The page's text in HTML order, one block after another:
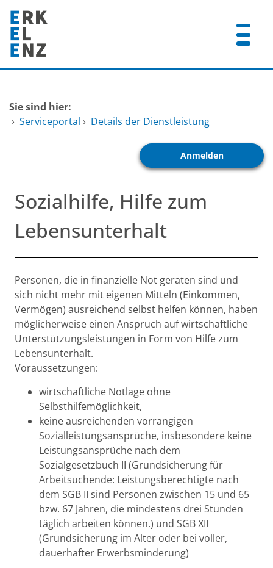
Zum Hauptinhalt springen
Dienstleistungen A-Z
Sie sind hier:
› Serviceportal › Details der Dienstleistung
Anmelden
Sozialhilfe, Hilfe zum
Lebensunterhalt
Beschreibung
Personen, die in finanzielle Not geraten sind und
sich nicht mehr mit eigenen Mitteln (Einkommen,
Vermögen) ausreichend selbst helfen können, haben
möglicherweise einen Anspruch auf wirtschaftliche
Unterstützungsleistungen in Form von Hilfe zum
Lebensunterhalt.
Voraussetzungen:
wirtschaftliche Notlage ohne
Selbsthilfemöglichkeit,
keine ausreichenden vorrangigen
Sozialleistungsansprüche, insbesondere keine
Leistungsansprüche nach dem
Sozialgesetzbuch II (Grundsicherung für
Arbeitsuchende: Leistungsberechtigte nach
dem SGB II sind Personen zwischen 15 und 65
bzw. 67 Jahren, die mindestens drei Stunden
täglich arbeiten können.) und SGB XII
(Grundsicherung im Alter oder bei voller,
dauerhafter Erwerbsminderung)